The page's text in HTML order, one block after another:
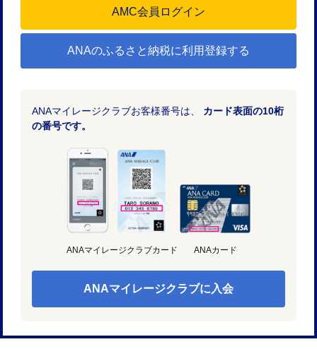
ANAのふるさと納税に利用登録する
ANAマイレージクラブお客様番号は、 カード表面の10桁
の番号です。
ANAマイレージクラブカード ANAカード
ANAマイレージクラブに入会